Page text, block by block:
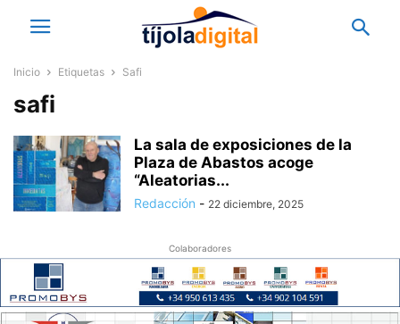
Inicio Etiquetas Safi
safi
La sala de exposiciones de la
Plaza de Abastos acoge
“Aleatorias...
Redacción - 22 diciembre, 2025
Colaboradores